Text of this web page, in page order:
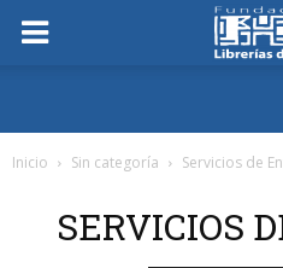
Inicio Sin categoría Servicios de
SERVICIOS